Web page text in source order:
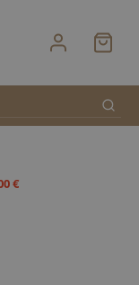
€